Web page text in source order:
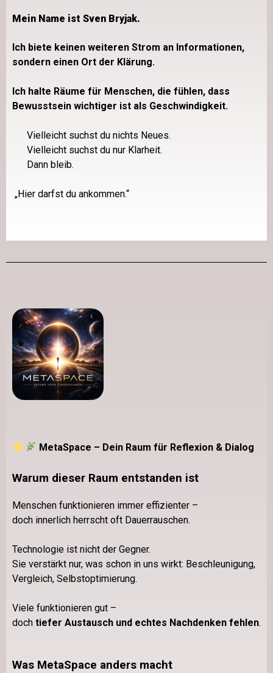
Mein Name ist Sven Bryjak.
Ich biete keinen weiteren Strom an Informationen,
sondern einen Ort der Klärung.
Ich halte Räume für Menschen, die fühlen, dass
Bewusstsein wichtiger ist als Geschwindigkeit.
Vielleicht suchst du nichts Neues.
Vielleicht suchst du nur Klarheit.
Dann bleib.
„Hier darfst du ankommen.“
MetaSpace – Dein Raum für Reflexion & Dialog
Warum dieser Raum entstanden ist
Menschen funktionieren immer effizienter –
doch innerlich herrscht oft Dauerrauschen.
Technologie ist nicht der Gegner.
Sie verstärkt nur, was schon in uns wirkt: Beschleunigung,
Vergleich, Selbstoptimierung.
Viele funktionieren gut –
doch tiefer Austausch und echtes Nachdenken fehlen.
Was MetaSpace anders macht